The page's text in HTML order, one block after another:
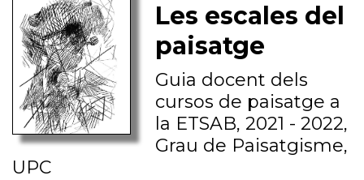
Les escales del
paisatge
Guia docent dels
cursos de paisatge a
la ETSAB, 2021 - 2022,
Grau de Paisatgisme,
UPC